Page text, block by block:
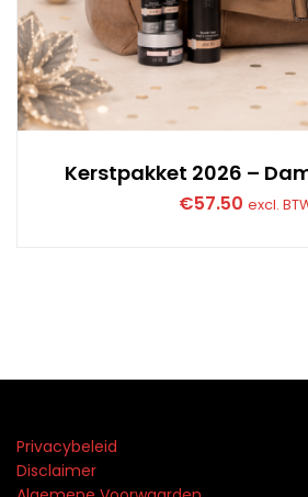
Kerstpakket 2026 –
€57.50 excl.
Privacybeleid
Disclaimer